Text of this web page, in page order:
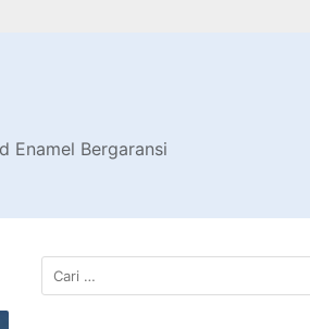
Enamel Bergaransi